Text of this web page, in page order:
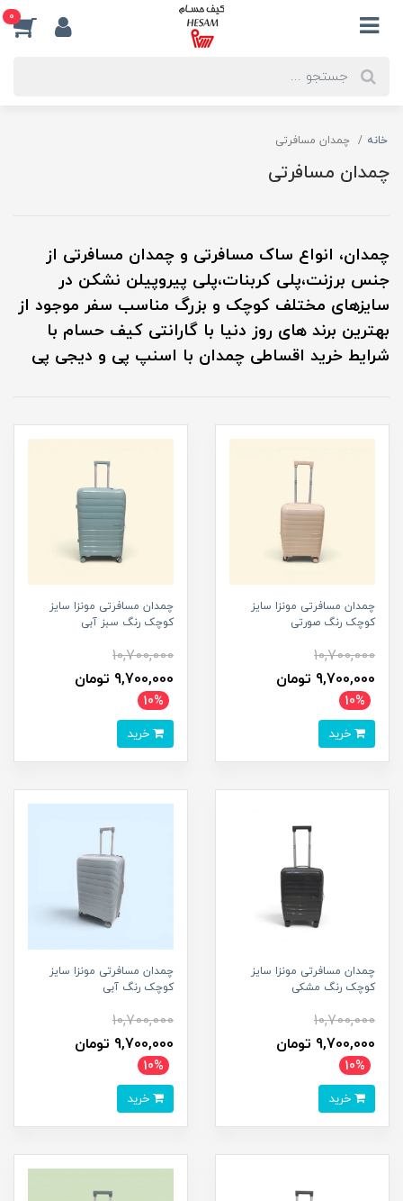
0
خانه چمدان مسافرتی
چمدان مسافرتی
چمدان، انواع ساک مسافرتی و چمدان مسافرتی از
جنس برزنت،پلی کربنات،پلی پیروپیلن نشکن در
سایزهای مختلف کوچک و بزرگ مناسب سفر موجود از
بهترین برند های روز دنیا با گارانتی کیف حسام با
شرایط خرید اقساطی چمدان با اسنپ پی و دیجی پی
چمدان مسافرتی مونزا سایز
کوچک رنگ صورتی
10,700,000
9,700,000 تومان
10%
چمدان مسافرتی مونزا سایز
کوچک رنگ سبز آبی
10,700,000
9,700,000 تومان
10%
چمدان مسافرتی مونزا سایز
کوچک رنگ مشکی
10,700,000
9,700,000 تومان
10%
چمدان مسافرتی مونزا سایز
کوچک رنگ آبی
10,700,000
9,700,000 تومان
10%